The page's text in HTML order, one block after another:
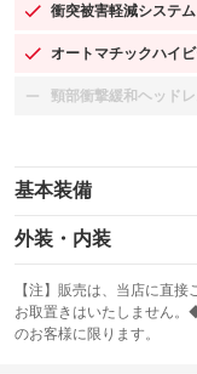
衝突被害軽減システム
：装備あり
オートマチックハイ
：装備あり
頸部衝撃緩和ヘッドレ
：装備なし
基本装備
エアバッグ：運転席/
：装備あり
：装備あり
サンルーフ
：装備なし
外装・内装
カーナビ
：装備なし
TV
：装備なし
【注】販売は、当店に直
お取置きはいたしません
のお客様に限ります。